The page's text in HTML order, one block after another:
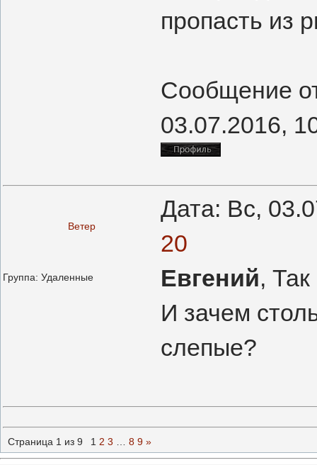
пропасть из
Сообщение
03.07.2016,
Ветер
Дата: Вс,
20
Группа: Удаленные Евгений,
И зачем
слепые?
Страница 1 из 9 1 2 3 8 9 »